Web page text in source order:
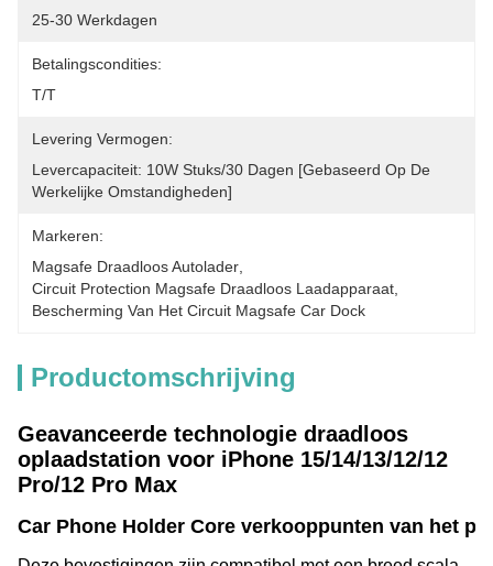
25-30 Werkdagen
Betalingscondities:
T/T
Levering Vermogen:
Levercapaciteit: 10W Stuks/30 Dagen [gebaseerd Op De
Werkelijke Omstandigheden]
Markeren:
Magsafe Draadloos Autolader
Circuit Protection Magsafe Draadloos Laadapparaat
Bescherming Van Het Circuit Magsafe Car Dock
Productomschrijving
Geavanceerde technologie draadloos
oplaadstation voor iPhone 15/14/13/12/12
Pro/12 Pro Max
Car Phone Holder Core verkooppunten van het